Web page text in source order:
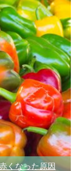
くなった原因